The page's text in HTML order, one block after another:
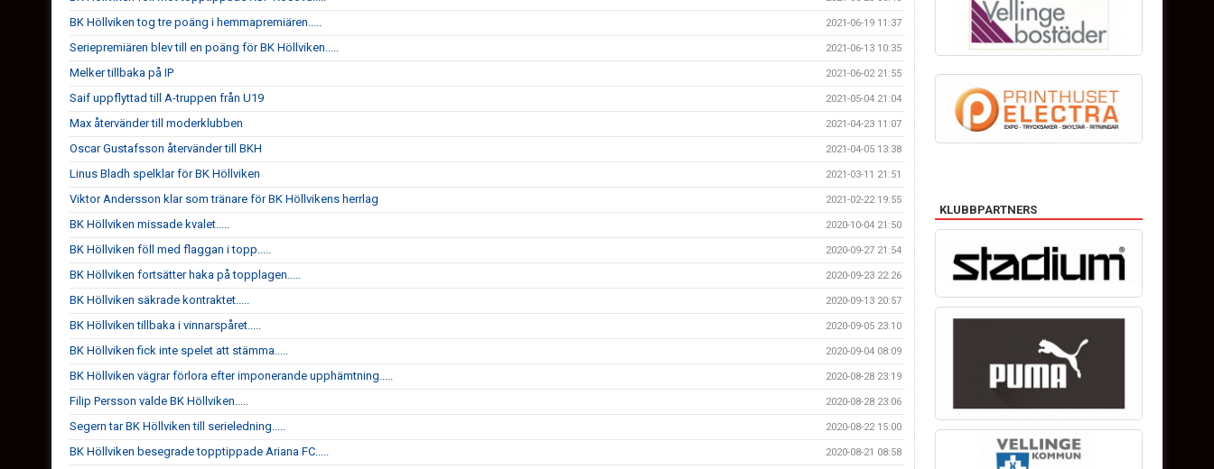
BK Höllviken tog tre poäng i hemmapremiären..... 2021-06-19 11:37
Seriepremiären blev till en poäng för BK Höllviken..... 2021-06-13 10:35
Melker tillbaka på IP 2021-06-02 21:55
Saif uppflyttad till A-truppen från U19 2021-05-04 21:04
Max återvänder till moderklubben 2021-04-23 11:07
Oscar Gustafsson återvänder till BKH 2021-04-05 13:38
Linus Bladh spelklar för BK Höllviken 2021-03-11 21:51
Viktor Andersson klar som tränare för BK Höllvikens herrlag 2021-02-22 19:55
BK Höllviken missade kvalet..... 2020-10-04 21:50
BK Höllviken föll med flaggan i topp..... 2020-09-27 21:54
BK Höllviken fortsätter haka på topplagen..... 2020-09-23 22:26
BK Höllviken säkrade kontraktet..... 2020-09-13 20:57
BK Höllviken tillbaka i vinnarspåret..... 2020-09-05 23:10
BK Höllviken fick inte spelet att stämma..... 2020-09-04 08:09
BK Höllviken vägrar förlora efter imponerande upphämtning..... 2020-08-28 23:19
Filip Persson valde BK Höllviken..... 2020-08-28 23:06
Segern tar BK Höllviken till serieledning..... 2020-08-22 15:00
BK Höllviken besegrade topptippade Ariana FC..... 2020-08-21 08:58
KLUBBPARTNERS